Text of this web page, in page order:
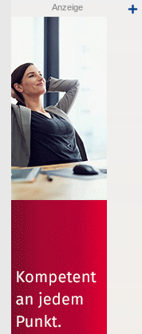
Anzeige